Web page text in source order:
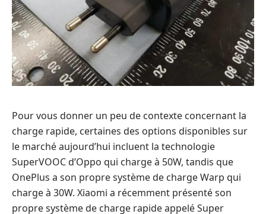
Pour vous donner un peu de contexte concernant la
charge rapide, certaines des options disponibles sur
le marché aujourd’hui incluent la technologie
SuperVOOC d’Oppo qui charge à 50W, tandis que
OnePlus a son propre système de charge Warp qui
charge à 30W. Xiaomi a récemment présenté son
propre système de charge rapide appelé Super